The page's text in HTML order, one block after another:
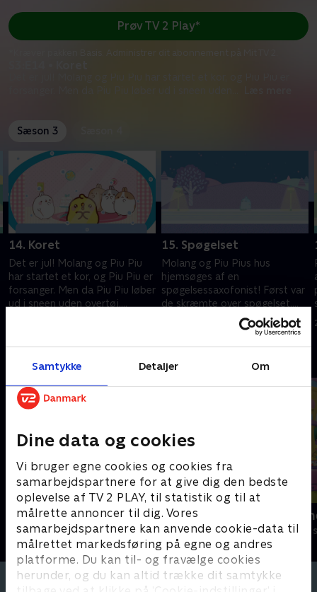
Samtykke Detaljer Om
Dine data og cookies
Vi bruger egne cookies og cookies fra
samarbejdspartnere for at give dig den bedste
oplevelse af TV 2 PLAY, til statistik og til at
målrette annoncer til dig. Vores
samarbejdspartnere kan anvende cookie-data til
målrettet markedsføring på egne og andres
platforme. Du kan til- og fravælge cookies
herunder, og du kan altid trække dit samtykke
Prøv TV 2 Play*
*Kræver pakken Basis. Administrer dit abonnement på Mit TV 2.
Sæson 3
14. Koret
Det er jul! Molang og Piu Piu
har startet et kor, og Piu Piu er
forsanger. Men da Piu Piu løber
ud i sneen uden overtøj,
15. Spøgelset
Molang og Piu Pius hus
hjemsøges af en
spøgelsessaxofonist! Først var
de skræmte over spøgelset,
men nu har de besluttet at
hjælpe deres nye ven. .
28. marts 2024 • 3 min
Molang
Børneserier • 1 sæsoner
Little
Børneserier • 2